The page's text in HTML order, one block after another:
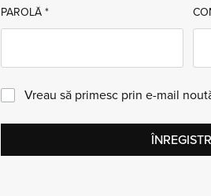
PAROLĂ *
Vreau să primesc prin e-mail